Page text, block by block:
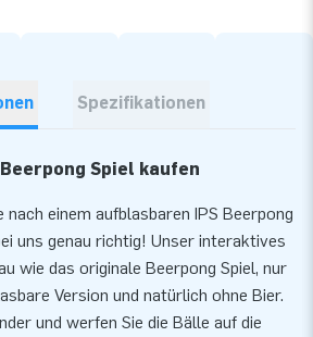
Spezifikationen
Spiel kaufen
nach einem aufblasbaren IPS Beerpong
uns genau richtig! Unser interaktives
wie das originale Beerpong Spiel, nur
Version und natürlich ohne Bier.
und werfen Sie die Bälle auf die